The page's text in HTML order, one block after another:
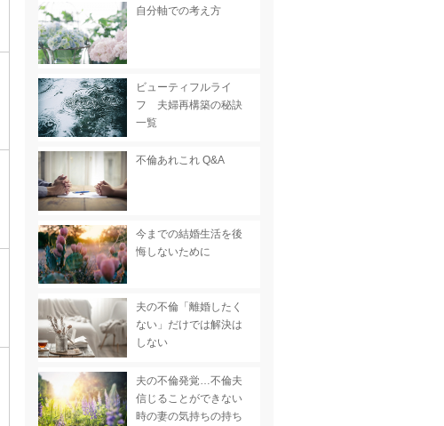
自分軸での考え方
ビューティフルライ
フ 夫婦再構築の秘訣
一覧
不倫あれこれ Q&A
今までの結婚生活を後
悔しないために
夫の不倫「離婚したく
ない」だけでは解決は
しない
夫の不倫発覚…不倫夫
信じることができない
時の妻の気持ちの持ち